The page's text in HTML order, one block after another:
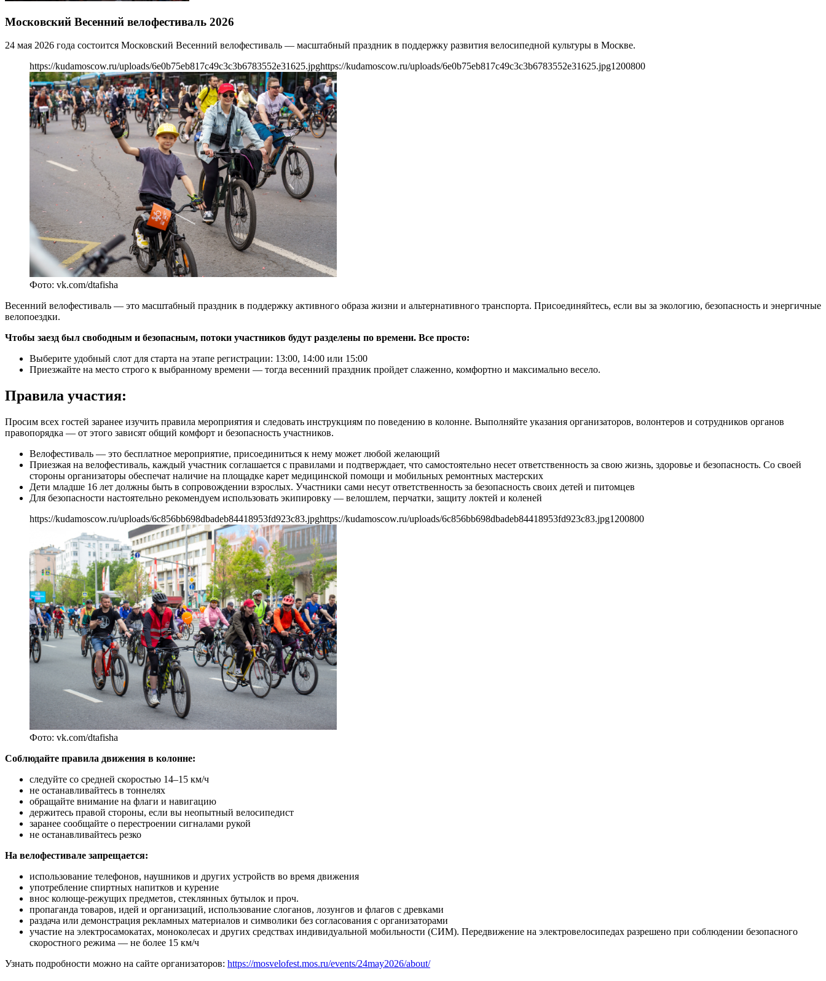
Московский Весенний велофестиваль 2026
24 мая 2026 года состоится Московский Весенний велофестиваль — масштабный праздник в поддержку развития велосипедной культуры в Москве.
https://kudamoscow.ru/uploads/6e0b75eb817c49c3c3b6783552e31625.jpghttps://kudamoscow.ru/uploads/6e0b75eb817c49c3c3b6783552e31625.jpg1200800
Фото: vk.com/dtafisha
Весенний велофестиваль — это масштабный праздник в поддержку активного образа жизни и альтернативного транспорта. Присоединяйтесь, если вы за экологию, безопасность и энергичные
велопоездки.
Чтобы заезд был свободным и безопасным, потоки участников будут разделены по времени. Все просто:
Выберите удобный слот для старта на этапе регистрации: 13:00, 14:00 или 15:00
Приезжайте на место строго к выбранному времени — тогда весенний праздник пройдет слаженно, комфортно и максимально весело.
Правила участия:
Просим всех гостей заранее изучить правила мероприятия и следовать инструкциям по поведению в колонне. Выполняйте указания организаторов, волонтеров и сотрудников органов
правопорядка — от этого зависят общий комфорт и безопасность участников.
Велофестиваль — это бесплатное мероприятие, присоединиться к нему может любой желающий
Приезжая на велофестиваль, каждый участник соглашается с правилами и подтверждает, что самостоятельно несет ответственность за свою жизнь, здоровье и безопасность. Со своей
стороны организаторы обеспечат наличие на площадке карет медицинской помощи и мобильных ремонтных мастерских
Дети младше 16 лет должны быть в сопровождении взрослых. Участники сами несут ответственность за безопасность своих детей и питомцев
Для безопасности настоятельно рекомендуем использовать экипировку — велошлем, перчатки, защиту локтей и коленей
https://kudamoscow.ru/uploads/6c856bb698dbadeb84418953fd923c83.jpghttps://kudamoscow.ru/uploads/6c856bb698dbadeb84418953fd923c83.jpg1200800
Фото: vk.com/dtafisha
Соблюдайте правила движения в колонне:
следуйте со средней скоростью 14–15 км/ч
не останавливайтесь в тоннелях
обращайте внимание на флаги и навигацию
держитесь правой стороны, если вы неопытный велосипедист
заранее сообщайте о перестроении сигналами рукой
не останавливайтесь резко
На велофестивале запрещается:
использование телефонов, наушников и других устройств во время движения
употребление спиртных напитков и курение
внос колюще-режущих предметов, стеклянных бутылок и проч.
пропаганда товаров, идей и организаций, использование слоганов, лозунгов и флагов с древками
раздача или демонстрация рекламных материалов и символики без согласования с организаторами
участие на электросамокатах, моноколесах и других средствах индивидуальной мобильности (СИМ). Передвижение на электровелосипедах разрешено при соблюдении безопасного
скоростного режима — не более 15 км/ч
Узнать подробности можно на сайте организаторов: https://mosvelofest.mos.ru/events/24may2026/about/